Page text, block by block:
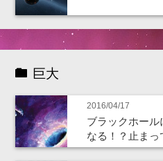
巨大
2016/04/17
ブラックホール
なる！？止まっ